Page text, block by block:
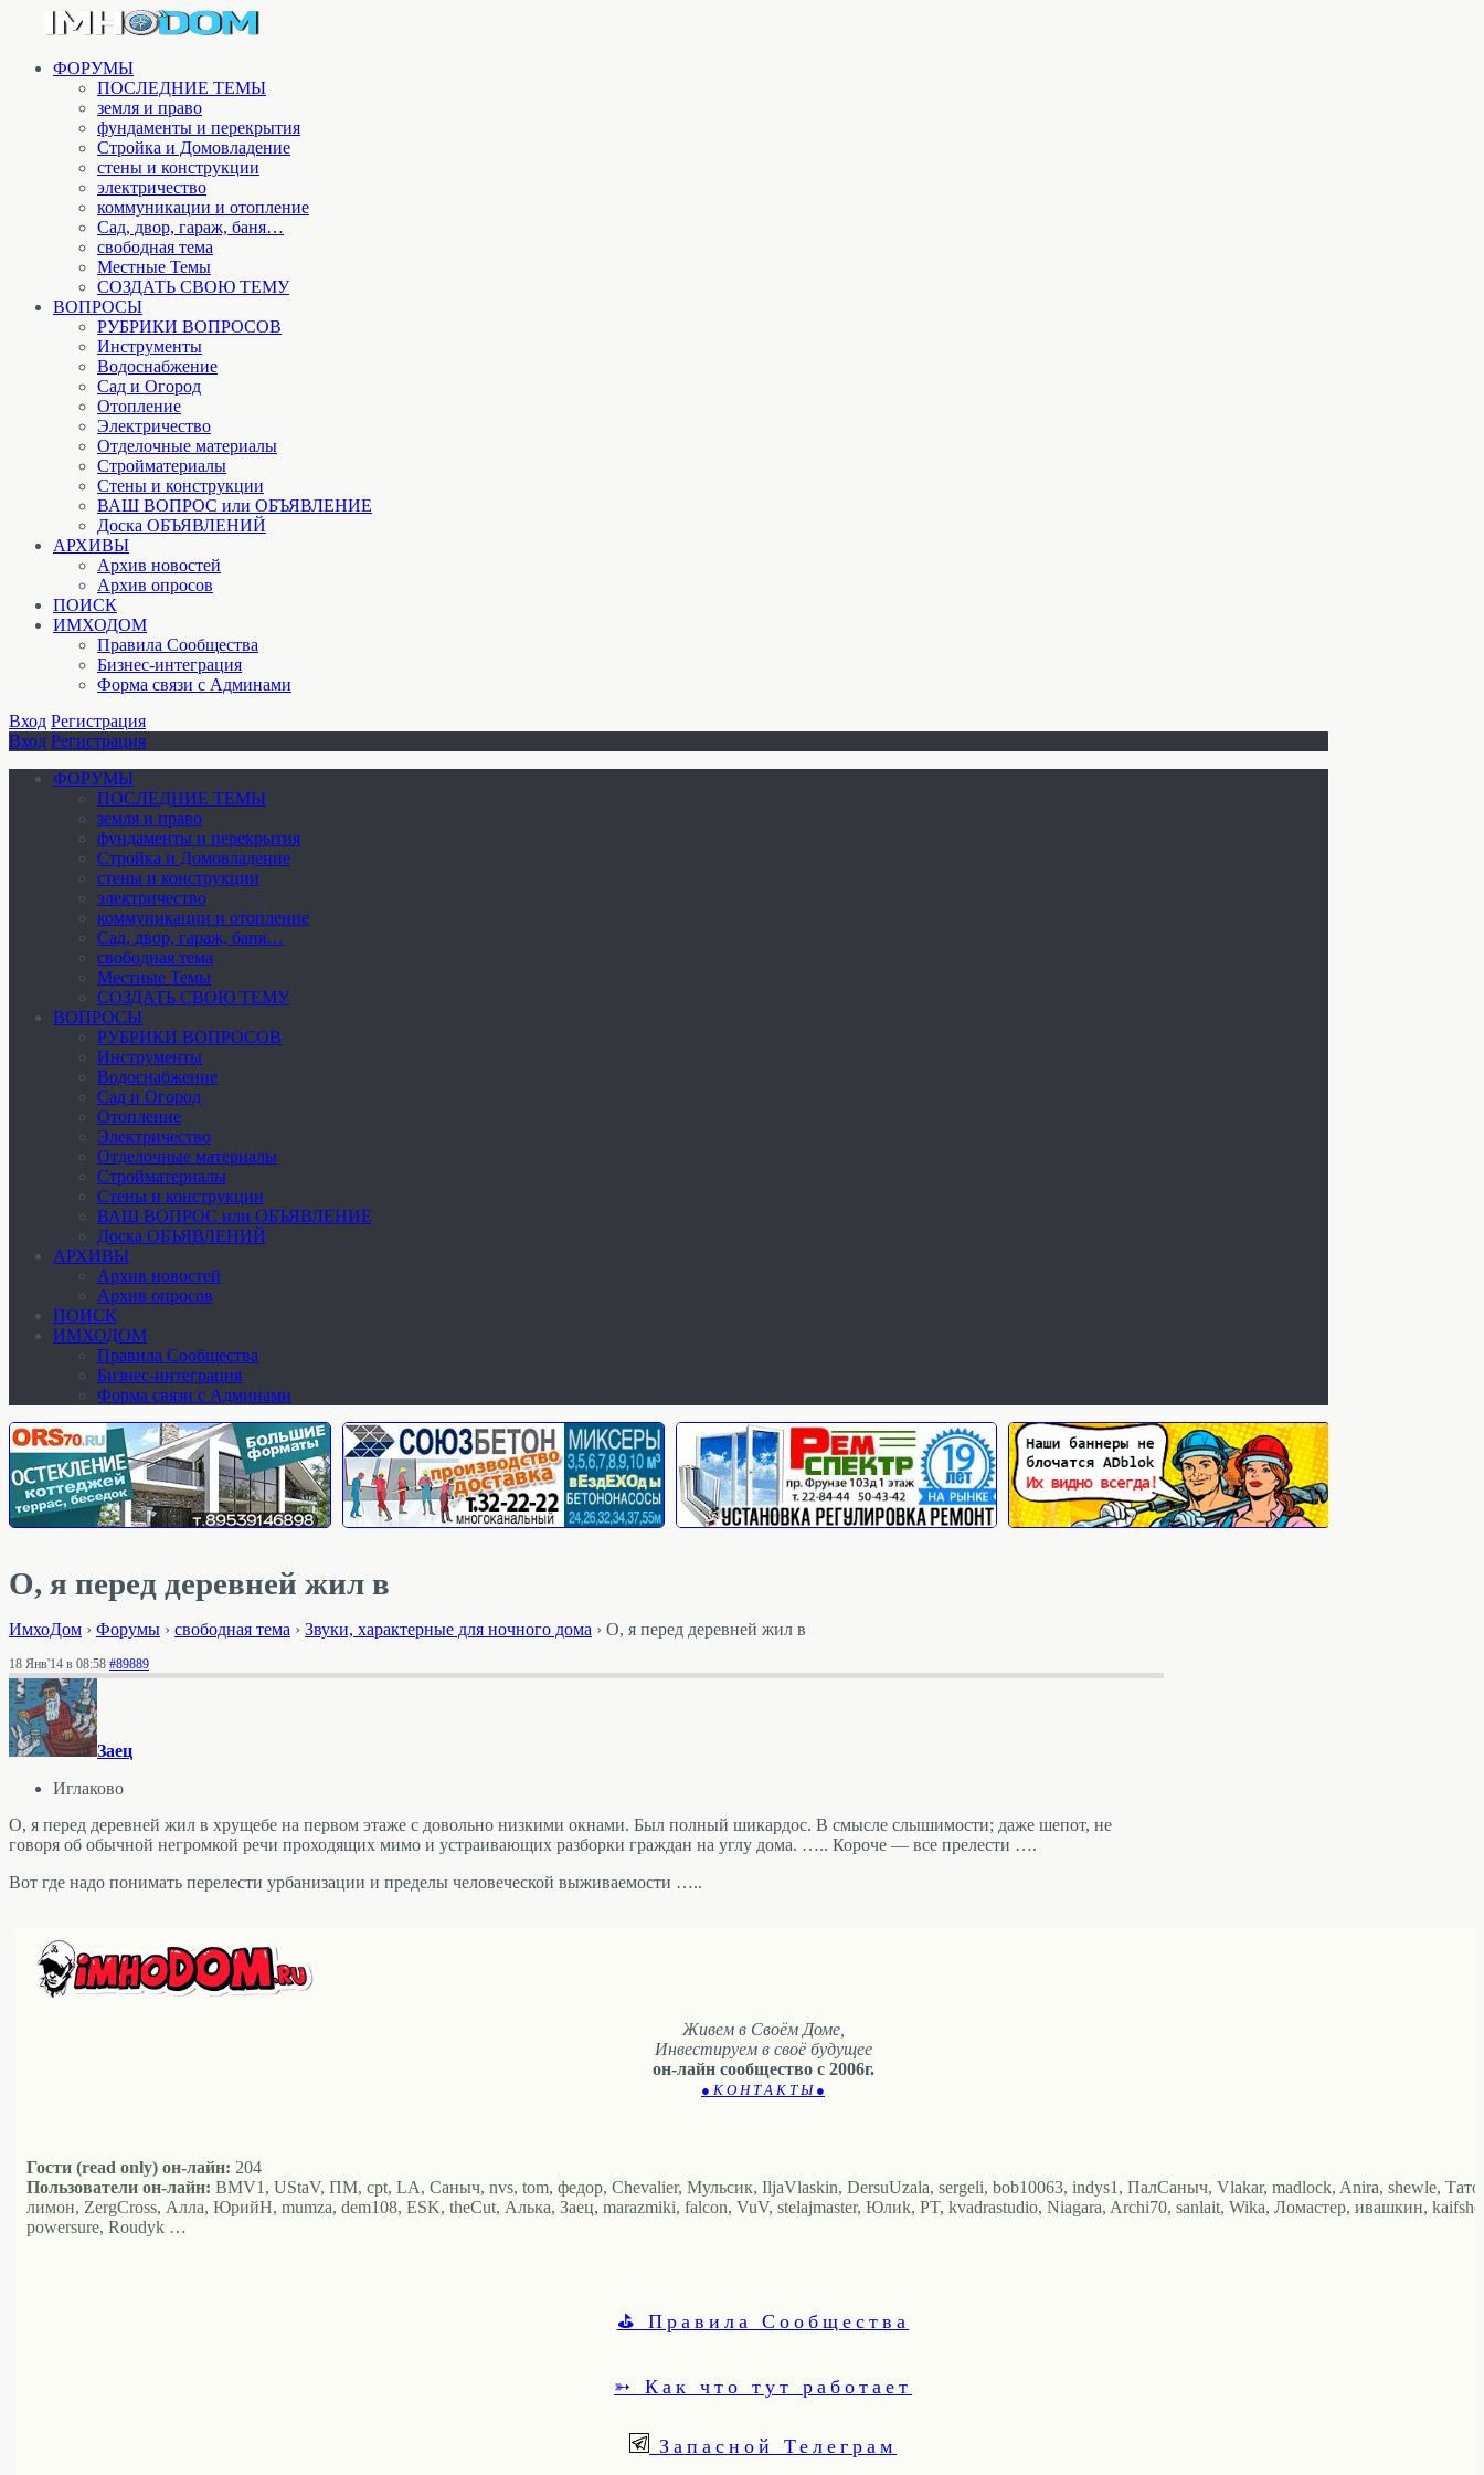
ФОРУМЫ
ПОСЛЕДНИЕ ТЕМЫ
земля и право
фундаменты и перекрытия
Стройка и Домовладение
стены и конструкции
электричество
коммуникации и отопление
Cад, двор, гараж, баня…
свободная тема
Местные Темы
СОЗДАТЬ СВОЮ ТЕМУ
ВОПРОСЫ
РУБРИКИ ВОПРОСОВ
Инструменты
Водоснабжение
Сад и Огород
Отопление
Электричество
Отделочные материалы
Стройматериалы
Стены и конструкции
ВАШ ВОПРОС или ОБЪЯВЛЕНИЕ
Доска ОБЪЯВЛЕНИЙ
АРХИВЫ
Архив новостей
Архив опросов
ПОИСК
ИМХОДОМ
Правила Сообщества
Бизнес-интеграция
Форма связи с Админами
Вход Регистрация
Вход Регистрация
ФОРУМЫ
ПОСЛЕДНИЕ ТЕМЫ
земля и право
фундаменты и перекрытия
Стройка и Домовладение
стены и конструкции
электричество
коммуникации и отопление
Cад, двор, гараж, баня…
свободная тема
Местные Темы
СОЗДАТЬ СВОЮ ТЕМУ
ВОПРОСЫ
РУБРИКИ ВОПРОСОВ
Инструменты
Водоснабжение
Сад и Огород
Отопление
Электричество
Отделочные материалы
Стройматериалы
Стены и конструкции
ВАШ ВОПРОС или ОБЪЯВЛЕНИЕ
Доска ОБЪЯВЛЕНИЙ
АРХИВЫ
Архив новостей
Архив опросов
ПОИСК
ИМХОДОМ
Правила Сообщества
Бизнес-интеграция
Форма связи с Админами
О, я перед деревней жил в
ИмхоДом › Форумы › свободная тема › Звуки, характерные для ночного дома › О, я перед деревней жил в
18 Янв'14 в 08:58 #89889
Заец
Иглаково
О, я перед деревней жил в хрущебе на первом этаже с довольно низкими окнами. Был полный шикардос. В смысле слышимости; даже шепот, не
говоря об обычной негромкой речи проходящих мимо и устраивающих разборки граждан на углу дома. ….. Короче — все прелести ….
Вот где надо понимать перелести урбанизации и пределы человеческой выживаемости …..
Живем в Своём Доме,
Инвестируем в своё будущее
он-лайн сообщество с 2006г.
● К О Н Т А К Т Ы ●
Гости (read only) он-лайн: 204
Пользователи он-лайн: BMV1, UStaV, ПМ, cpt, LA, Саныч, nvs, tom, федор, Chevalier, Мульсик, IljaVlaskin, DersuUzala, sergeli, bob10063, indys1, ПалСаныч, Vlakar, madlock, Anira, shewle,
лимон, ZergCross, Алла, ЮрийН, mumza, dem108, ESK, theCut, Алька, Заец, marazmiki, falcon, VuV, stelajmaster, Юлиk, PT, kvadrastudio, Niagara, Archi70, sanlait, Wika, Ломастер, ивашкин,
powersure, Roudyk …
⛳ Правила Сообщества
➳ Как что тут работает
Запасной Телеграм